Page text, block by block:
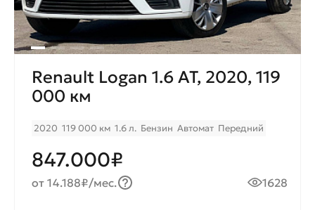
Renault Logan 1.6 AT, 2020, 119
000 км
2020 119 000 км 1.6 л. Бензин Автомат Передний
847.000₽
от 14.188₽/мес. 1628